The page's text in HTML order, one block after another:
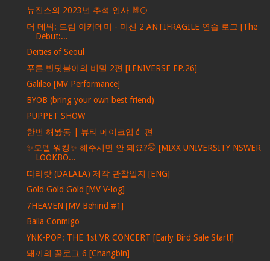
뉴진스의 2023년 추석 인사 🐰🌕
더 데뷔: 드림 아카데미 - 미션 2 ANTIFRAGILE 연습 로그 [The
Debut:...
Deities of Seoul
푸른 반딧불이의 비밀 2편 [LENIVERSE EP.26]
Galileo [MV Performance]
BYOB (bring your own best friend)
PUPPET SHOW
한번 해봤동 | 뷰티 메이크업💄 편
✨모델 워킹✨ 해주시면 안 돼요?🤭 [MIXX UNIVERSITY NSWER
LOOKBO...
따라랏 (DALALA) 제작 관찰일지 [ENG]
Gold Gold Gold [MV V-log]
7HEAVEN [MV Behind #1]
Baila Conmigo
YNK-POP: THE 1st VR CONCERT [Early Bird Sale Start!]
돼끼의 꿀로그 6 [Changbin]